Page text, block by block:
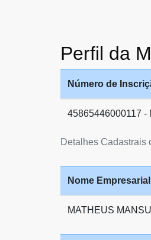
Perfil da
Detalhes Cadastrais
Número de
45865446000117 -
Nome Empresarial
MATHEUS